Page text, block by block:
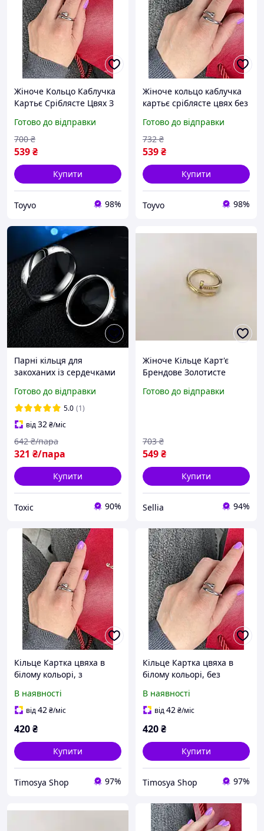
Жіноче Кольцо Каблучка
Картьє Сріблясте Цвях З
Готово до відправки
539₴
700 ₴
Купити
Toyvo 98%
Жіноче кольцо каблучка
картьє сріблясте цвях без
Готово до відправки
539₴
732 ₴
Купити
Toyvo 98%
Парні кільця для
закоханих із сердечками
парні з медичної сталі,
web
Готово до відправки
5.0 (1)
від32₴/міс
321 ₴/пара
642 ₴/пара
Купити
Toxic 90%
Жіноче Кільце Карт'є
Брендове Золотисте
Каменів Cartier Sellia
Готово до відправки
549₴
703 ₴
Купити
Sellia 94%
Кільце Картка цвяха в
білому кольорі, з
В наявності
від42₴/міс
420₴
Купити
Timosya Shop 97%
Кільце Картка цвяха в
білому кольорі, без
В наявності
від42₴/міс
420₴
Купити
Timosya Shop 97%